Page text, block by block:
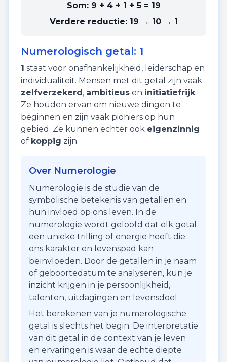
Som: 9 + 4 + 1 + 5= 19
Verdere reductie: 19 → 10 → 1
Numerologisch getal: 1
1 staat voor onafhankelijkheid , leiderschap en
individualiteit. Mensen met dit getal zijn vaak
zelfverzekerd, ambitieus en initiatiefrijk.
Ze houden ervan om nieuwe dingen te
beginnen en zijn vaak pioniers op hun
gebied. Ze kunnen echter ook eigenzinnig
of koppig zijn.
Over Numerologie
Numerologie is de studie van de
symbolische betekenis van getallen en
hun invloed op ons leven. In de
numerologie wordt geloofd dat elk getal
een unieke trilling of energie heeft die
ons karakter en levenspad kan
beïnvloeden. Door de getallen in je naam
of geboortedatum te analyseren, kun je
inzicht krijgen in je persoonlijkheid,
talenten, uitdagingen en levensdoel.
Het berekenen van je numerologische
getal is slechts het begin. De interpretatie
van dit getal in de context van je leven
en ervaringen is waar de echte diepte